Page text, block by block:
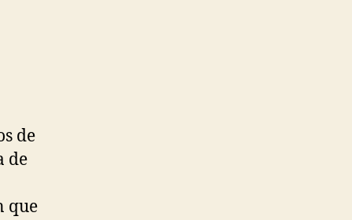
de
de
que